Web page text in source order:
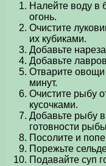
Налейте воду в
огонь.
Очистите
их кубиками.
Добавьте
Добавьте
Отварите овощи
минут.
Очистите рыбу
кусочками.
Добавьте рыбу
готовности
Посолите и
Порежьте
Подавайте суп